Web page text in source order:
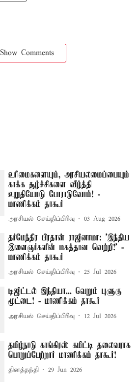
Show Comments
உரிமைகளையும், அரசியலமைப்பையும்
காக்க சூழ்ச்சிகளை வீழ்த்தி
உறுதியோடு போராடுவோம்! -
மாணிக்கம் தாகூர்
அரசியல் செய்திப்பிரிவு 03 Aug 2026
தர்மேந்திர பிரதான் ராஜினாமா: 'இந்திய
இளைஞர்களின் மகத்தான வெற்றி!' -
மாணிக்கம் தாகூர்
அரசியல் செய்திப்பிரிவு 25 Jul 2026
டிஜிட்டல் இந்தியா... வெறும் புளுகு
மூட்டை! - மாணிக்கம் தாகூர்
அரசியல் செய்திப்பிரிவு 12 Jul 2026
தமிழ்நாடு காங்கிரஸ் கமிட்டி தலைவராக
பொறுப்பேற்றார் மாணிக்கம் தாகூர்!
தினத்தந்தி 29 Jun 2026